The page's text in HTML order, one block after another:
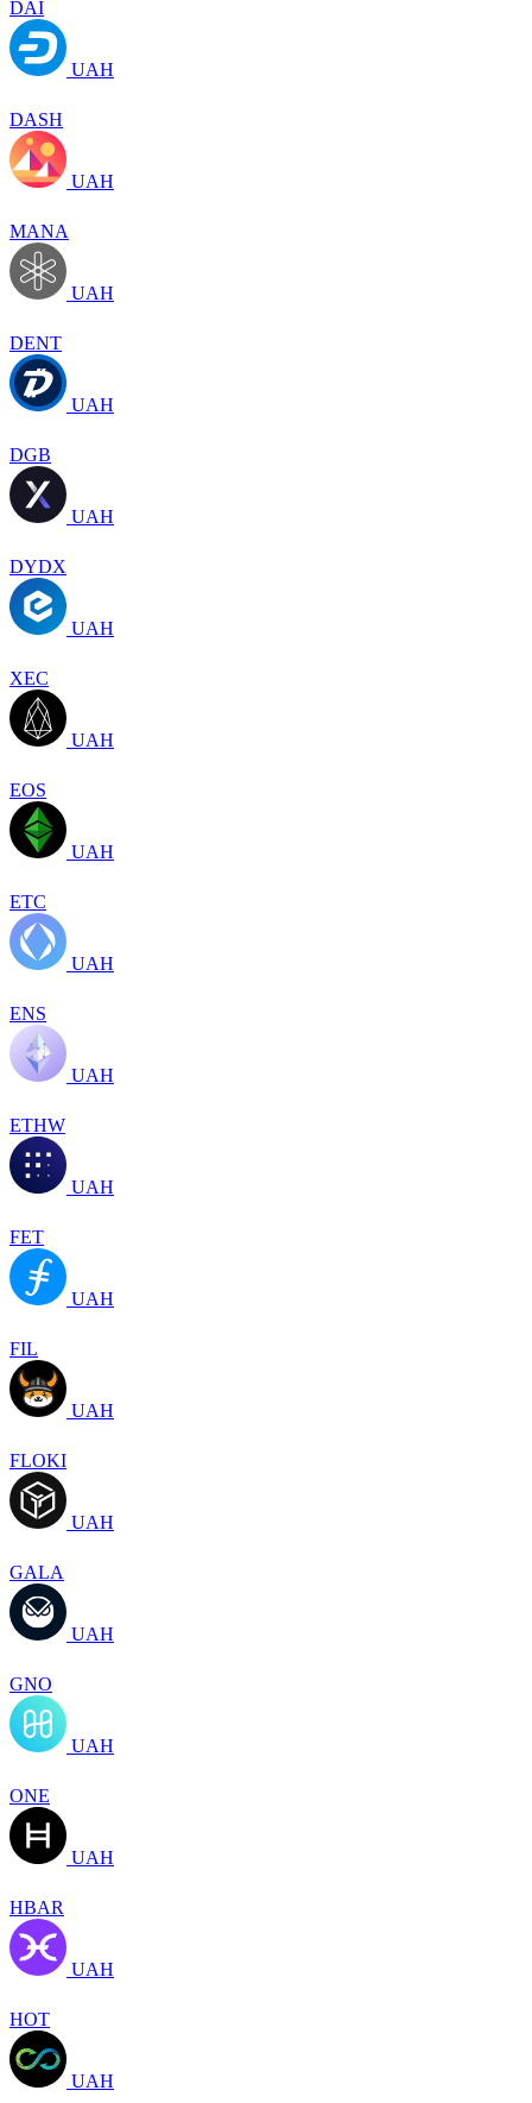
DAI
UAH
DASH
UAH
MANA
UAH
DENT
UAH
DGB
UAH
DYDX
UAH
XEC
UAH
EOS
UAH
ETC
UAH
ENS
UAH
ETHW
UAH
FET
UAH
FIL
UAH
FLOKI
UAH
GALA
UAH
GNO
UAH
ONE
UAH
HBAR
UAH
HOT
UAH